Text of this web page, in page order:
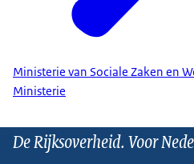
Ministerie van Sociale Zaken en
Ministerie
De Rijksoverheid. Voor